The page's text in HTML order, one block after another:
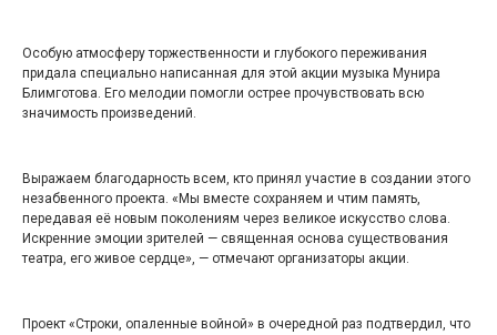
Особую атмосферу торжественности и глубокого переживания
придала специально написанная для этой акции музыка Мунира
Блимготова. Его мелодии помогли острее прочувствовать всю
значимость произведений.
Выражаем благодарность всем, кто принял участие в создании этого
незабвенного проекта. «Мы вместе сохраняем и чтим память,
передавая её новым поколениям через великое искусство слова.
Искренние эмоции зрителей — священная основа существования
театра, его живое сердце», — отмечают организаторы акции.
Проект «Строки, опаленные войной» в очередной раз подтвердил, что